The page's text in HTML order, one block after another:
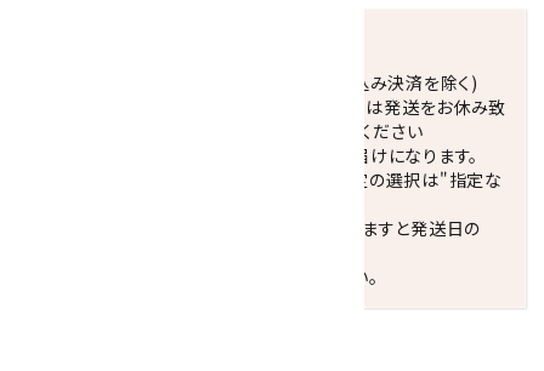
正午までのご注文で当日発送致します。(振込み決済を除く)
休業日(水曜日、第1．3木曜日)と臨時休業日は発送をお休み致
します。 営業日カレンダー(左下段)をご確認ください
配達ご希望日がない場合は、最短日でのお届けになります。
※最短でのお届けをご希望の場合、時間指定の選択は"指定な
お届けの地域によっては、時間帯を指定されますと発送日の
ご不明な点はお気軽にお問い合わせください。